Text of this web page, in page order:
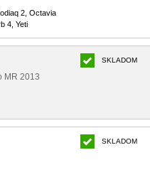
2, Octavia
4, Yeti
MR 2013
SKLADOM
SKLADOM